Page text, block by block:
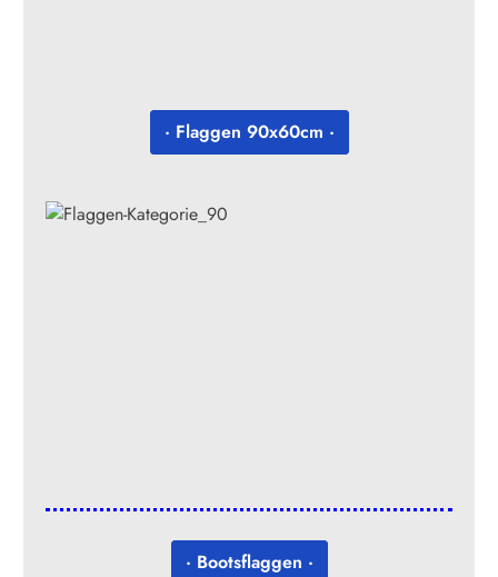
· Flaggen 90x60cm ·
· Bootsflaggen ·